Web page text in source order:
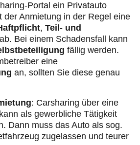
Portal ein Privatauto
der Anmietung in der Regel eine
, Teil - und
ab. Bei einem Schadensfall kann
fällig werden.
eine
an, sollten Sie diese genau
: Carsharing über eine
als gewerbliche Tätigkeit
Dann muss das Auto als sog.
zugelassen und teurer